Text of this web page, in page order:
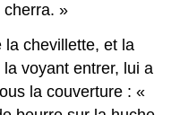
cherra. »
la chevillette, et la
la voyant entrer, lui a
la couverture : «